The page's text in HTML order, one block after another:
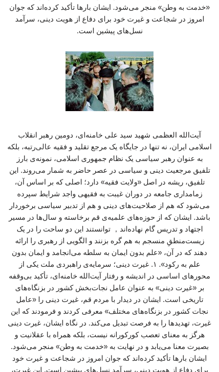
«خدمت به وطن» منجر می‌شود. ایشان بارها تأکید کرده‌اند که جوان
امروز در شجاعت و غیرت خود برای دفاع از هویت دینی، سرآمد
نسل‌های پیشین است.
آیت‌الله العظمی شهید سید علی خامنه‌ای، دومین رهبر انقلاب
اسلامی ایران، نه تنها در جایگاه یک مرجع تقلید و فقیه عالی‌رتبه، بلکه
به عنوان رهبر سیاسی یک نظام جمهوری اسلامی، نمونه‌ی بارز
تلفیق مرجعیت دینی و سیاسی در عصر حاضر به شمار می‌روند. این
تلفیق، ریشه در اصل «ولایت فقیه» دارد؛ اصلی که بر اساس آن،
زمامداری جامعه در دوران غیبت به فقیهی واجد شرایط سپرده
می‌شود که هم از صلاحیت‌های دینی و هم از تدبیر سیاسی برخوردار
باشد. ایشان که از حوزه‌های علمیه‌ی قم برخاسته و سال‌ها در مسیر
اجتهاد و تدریس گام نهاده‌اند， توانستند این دو ساحت را در یک
زیست‌منطقِ منسجم به هم گره بزنند و الگویی از رهبری را ارائه
دهند که در آن، «علم بدون ایمان به سلطه می‌انجامد و ایمان بدون
علم به رکود». ۱. غیرت دینی؛ سرمایه‌ی راهبردی ملت یکی از
محورهای اساسی در اندیشه و رفتار آیت‌الله خامنه‌ای، تأکید بی‌وقفه
بر «غیرت دینی» به عنوان عامل نجات‌بخش کشور در بزنگاه‌های
تاریخی است. ایشان در دیدار با مردم قم، غیرت دینی را «عامل
نجات کشور در بزنگاه‌های مختلف» معرفی کردند و فرمودند که این
غیرت، تهدیدها را به فرصت تبدیل می‌کند. در نگاه ایشان، غیرت دینی
هرگز به معنای تعصب کورکورانه نیست، بلکه همراه با عقلانیت و
بصیرت معنا می‌یابد و در نهایت به «خدمت به وطن» منجر می‌شود.
ایشان بارها تأکید کرده‌اند که جوان امروز در شجاعت و غیرت خود
برای دفاع از هویت دینی، سرآمد نسل‌های پیشین است. این غیرت،